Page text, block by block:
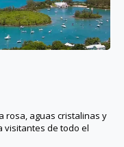
rosa, aguas cristalinas y
visitantes de todo el